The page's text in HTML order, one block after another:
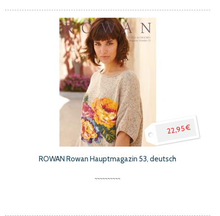
22,95 €
ROWAN Rowan Hauptmagazin 53, deutsch